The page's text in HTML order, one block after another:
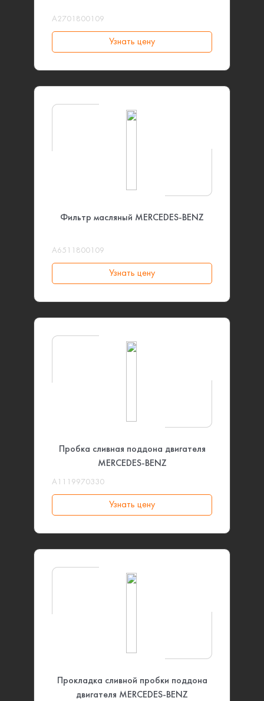
A2701800109
Узнать цену
Фильтр масляный MERCEDES-BENZ
A6511800109
Узнать цену
Пробка сливная поддона двигателя
MERCEDES-BENZ
A1119970330
Узнать цену
Прокладка сливной пробки поддона
двигателя MERCEDES-BENZ